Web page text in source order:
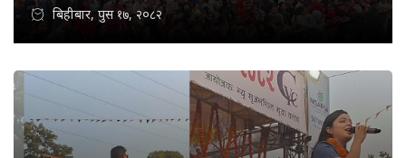
बिहीबार, पुस १७, २०८२